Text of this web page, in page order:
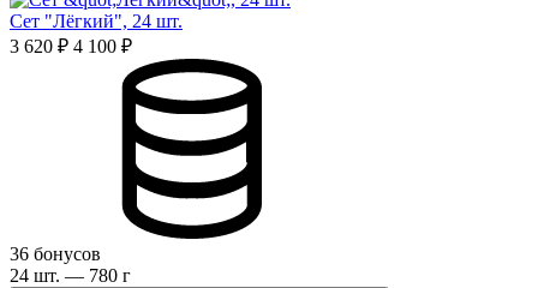
Сет "Лёгкий", 24 шт.
3 620 ₽ 4 100 ₽
36 бонусов
24 шт. — 780 г